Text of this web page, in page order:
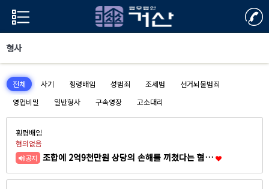
형사
전체 사기 횡령배임 성범죄 조세범
선거뇌물범죄
영업비밀
일반형사 구속영장 고소대리
횡령배임
혐의없음
공지 조합에 2억9천만원 상당의 손해를 끼쳤다는 혐…